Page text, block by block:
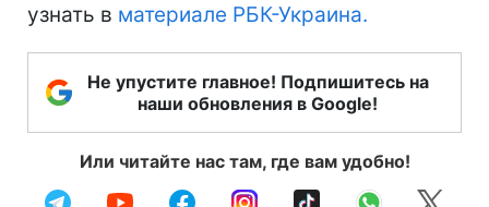
узнать в материале РБК-Украина.
Не упустите главное! Подпишитесь на
наши обновления в Google!
Или читайте нас там, где вам удобно!